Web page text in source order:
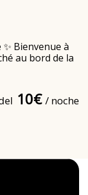
Bienvenue à
au bord de la
10€ / noche